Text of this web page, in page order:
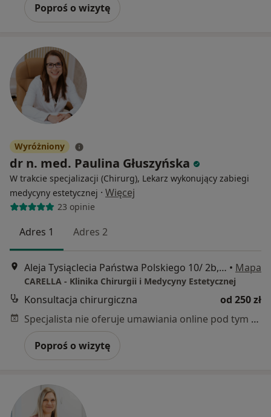
Poproś o wizytę
Wyróżniony
dr n. med. Paulina Głuszyńska
W trakcie specjalizacji (Chirurg), Lekarz wykonujący zabiegi
medycyny estetycznej · Więcej
23 opinie
Adres 1 Adres 2
Aleja Tysiąclecia Państwa Polskiego 10/ 2b, Białystok • Mapa
CARELLA - Klinika Chirurgii i Medycyny Estetycznej
Konsultacja chirurgiczna
od 250 zł
Specjalista nie oferuje umawiania online pod tym adresem.
Poproś o wizytę